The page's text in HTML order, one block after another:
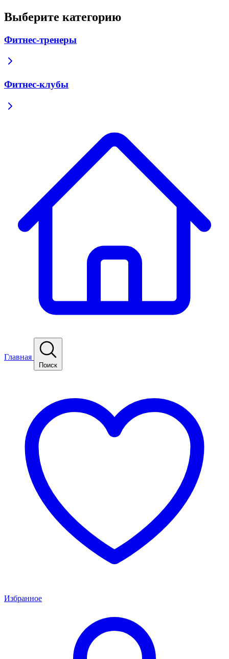
Выберите категорию
Фитнес-тренеры
Фитнес-клубы
Главная
Поиск
Избранное